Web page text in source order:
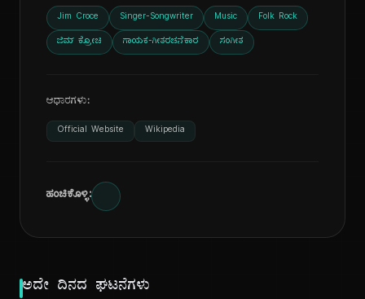
Jim Croce Singer-Songwriter Music Folk Rock
ಜಿಮ್ ಕ್ರೋಚಿ ಗಾಯಕ-ಗೀತರಚನೆಕಾರ ಸಂಗೀತ
ಆಧಾರಗಳು:
Official Website Wikipedia
ಹಂಚಿಕೊಳ್ಳಿ:
ಅದೇ ದಿನದ ಘಟನೆಗಳು